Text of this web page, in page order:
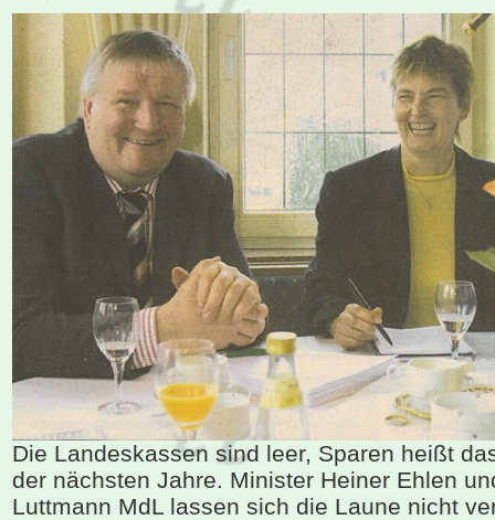
Die Landeskassen sind leer, Sparen heißt
der nächsten Jahre. Minister Heiner Ehlen
Luttmann MdL lassen sich die Laune nicht